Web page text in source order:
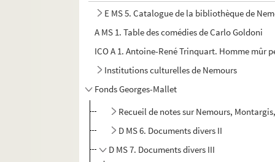
E MS 5. Catalogue de la bibliothèque de
A MS 1. Table des comédies de Carlo Goldoni
ICO A 1. Antoine-René Trinquart. Homme
Institutions culturelles de Nemours
Fonds Georges-Mallet
Recueil de notes sur Nemours,
D MS 6. Documents divers II
D MS 7. Documents divers III